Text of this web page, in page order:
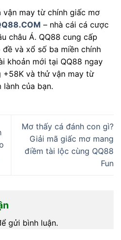
vận may từ chính giấc mơ
– nhà cái cá cược
châu Á. QQ88 cung cấp
và xổ số ba miền chính
khoản mới tại QQ88 ngay
+58K và thử vận may từ
của bạn.
Mơ thấy cá đánh con gì?
Giải mã giấc mơ mang
điềm tài lộc cùng QQ88
Fun
gửi bình luận.